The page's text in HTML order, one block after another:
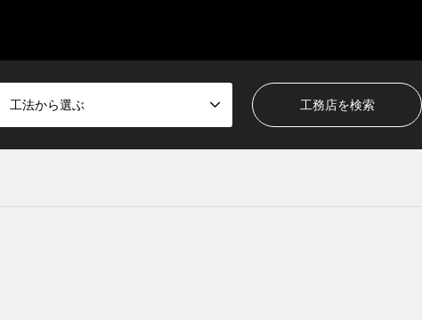
工法から選ぶ